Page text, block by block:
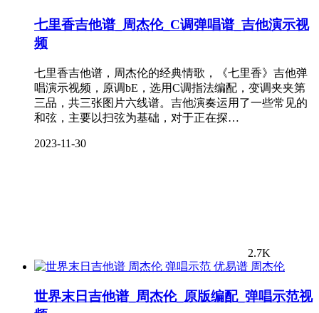
七里香吉他谱_周杰伦_C调弹唱谱_吉他演示视
频
七里香吉他谱，周杰伦的经典情歌，《七里香》吉他弹
唱演示视频，原调bE，选用C调指法编配，变调夹夹第
三品，共三张图片六线谱。吉他演奏运用了一些常见的
和弦，主要以扫弦为基础，对于正在探…
2023-11-30
2.7K
周杰伦
世界末日吉他谱_周杰伦_原版编配_弹唱示范视